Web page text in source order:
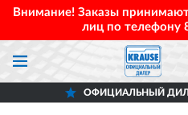
Внимание! Заказы
лиц по телефону
ОФИЦИАЛЬНЫЙ